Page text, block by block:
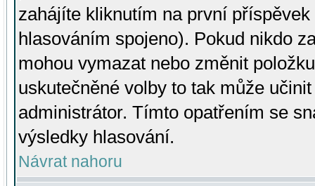
zahájíte kliknutím na první
hlasováním spojeno). Pokud nikdo
mohou vymazat nebo změnit
uskutečněné volby to tak může
administrátor. Tímto opatřením se
výsledky hlasování.
Návrat nahoru